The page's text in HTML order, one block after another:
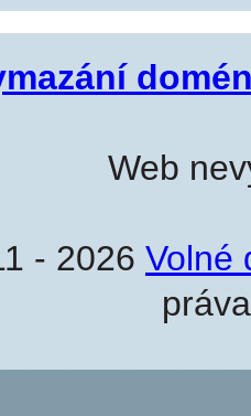
Web
- 2026 Volné